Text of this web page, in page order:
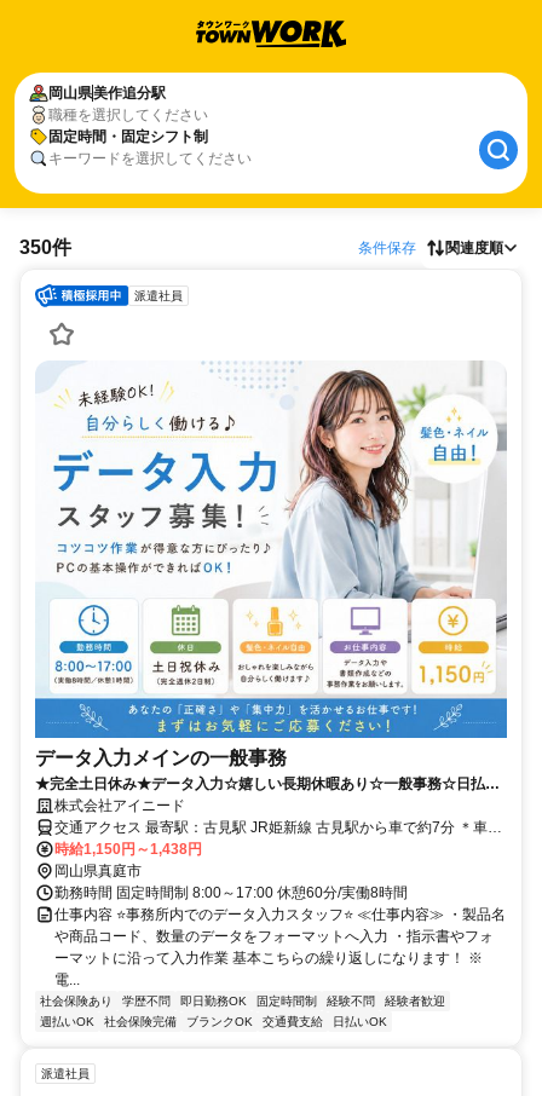
岡山県美作追分駅
職種を選択してください
固定時間・固定シフト制
キーワードを選択してください
350件 条件保存 関連度順
派遣社員
データ入力メインの一般事務
★完全土日休み★データ入力☆嬉しい長期休暇あり☆一般事務☆日払い
週払い可能☆
株式会社アイニード
交通アクセス 最寄駅：古見駅 JR姫新線 古見駅から車で約7分 ＊車通
勤OK,バイク通勤OK
時給1,150円～1,438円
岡山県真庭市
勤務時間 固定時間制 8:00～17:00 休憩60分/実働8時間
仕事内容 ⭐事務所内でのデータ入力スタッフ⭐ ≪仕事内容≫ ・製品名
や商品コード、数量のデータをフォーマットへ入力 ・指示書やフォ
ーマットに沿って入力作業 基本こちらの繰り返しになります！ ※
電...
社会保険あり 学歴不問 即日勤務OK 固定時間制 経験不問
経験者歓迎
週払いOK
社会保険完備 ブランクOK 交通費支給 日払いOK
派遣社員